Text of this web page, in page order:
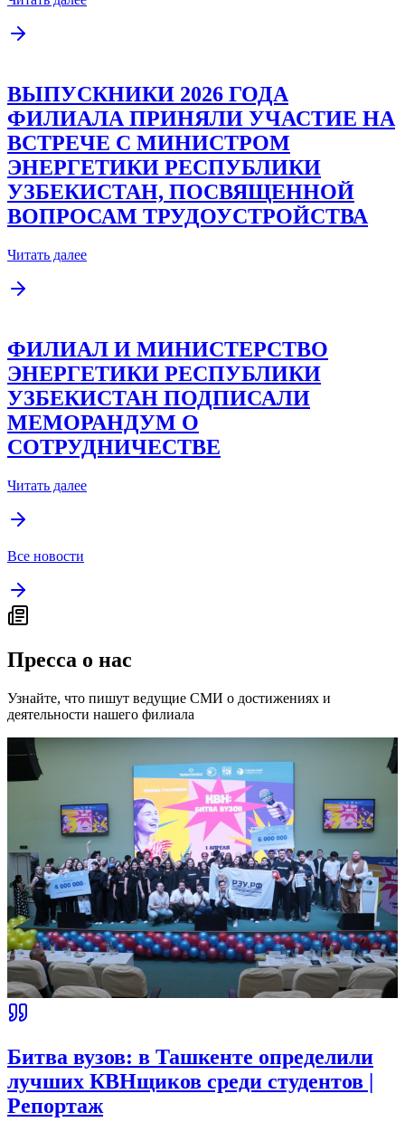
ВЫПУСКНИКИ 2026 ГОДА
ФИЛИАЛА ПРИНЯЛИ УЧАСТИЕ НА
ВСТРЕЧЕ С МИНИСТРОМ
ЭНЕРГЕТИКИ РЕСПУБЛИКИ
УЗБЕКИСТАН, ПОСВЯЩЕННОЙ
ВОПРОСАМ ТРУДОУСТРОЙСТВА
Читать далее
ФИЛИАЛ И МИНИСТЕРСТВО
ЭНЕРГЕТИКИ РЕСПУБЛИКИ
УЗБЕКИСТАН ПОДПИСАЛИ
МЕМОРАНДУМ О
СОТРУДНИЧЕСТВЕ
Читать далее
Все новости
Пресса о нас
Узнайте, что пишут ведущие СМИ о достижениях и
деятельности нашего филиала
Битва вузов: в Ташкенте определили
лучших КВНщиков среди студентов |
Репортаж